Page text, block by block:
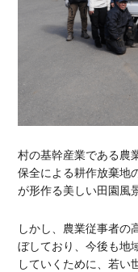
村の基幹産業である農
保全による耕作放棄地
が形作る美しい田園風
しかし、農業従事者の
ぼしており、今後も地
していくために、若い